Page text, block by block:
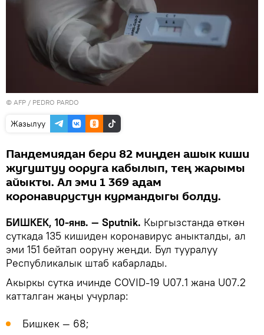
© AFP / PEDRO PARDO
Жазылуу
Пандемиядан бери 82 миңден ашык киши
жугуштуу ооруга кабылып, тең жарымы
айыкты. Ал эми 1 369 адам
коронавирустун курмандыгы болду.
БИШКЕК, 10-янв. — Sputnik. Кыргызстанда өткөн
суткада 135 кишиден коронавирус аныкталды, ал
эми 151 бейтап ооруну жеңди. Бул тууралуу
Республикалык штаб кабарлады.
Акыркы сутка ичинде COVID-19 U07.1 жана U07.2
катталган жаңы учурлар:
Бишкек — 68;